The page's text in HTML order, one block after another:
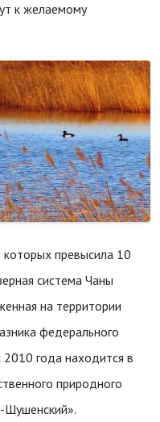
к желаемому
превысила 10
система Чаны
на территории
федерального
2010 года находится в
природного
Шушенский».